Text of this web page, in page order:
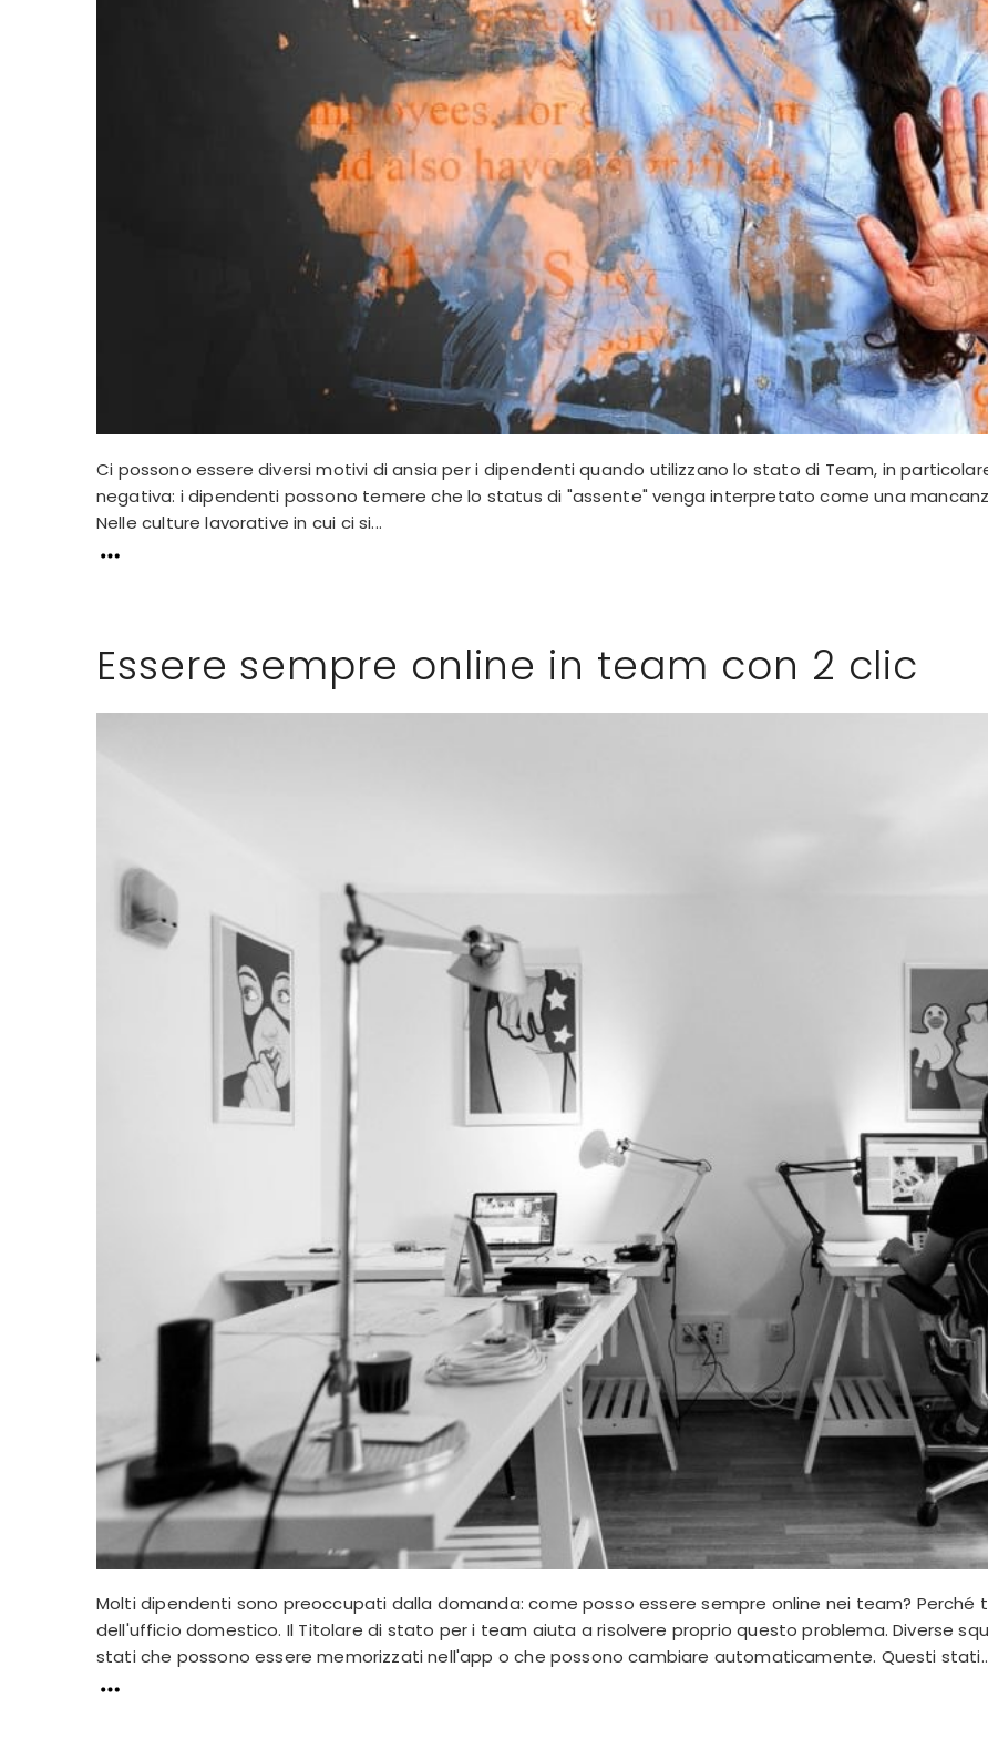
Ci possono essere diversi motivi di ansia per i dipendenti quando utilizzano lo stato di Team, in
negativa: i dipendenti possono temere che lo status di "assente" venga interpretato come una
Nelle culture lavorative in cui ci si...
Essere sempre online in team con 2 clic
Molti dipendenti sono preoccupati dalla domanda: come posso essere sempre online nei team? Perché
dell'ufficio domestico. Il Titolare di stato per i team aiuta a risolvere proprio questo problema. Diverse
stati che possono essere memorizzati nell'app o che possono cambiare automaticamente. Questi